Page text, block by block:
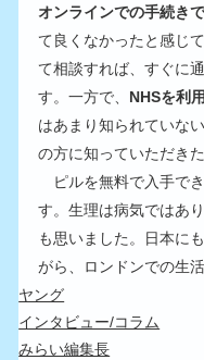
オンラインでの手続き
て良くなかったと感じ
て相談すれば、すぐに
す。一方で、 NHSを利
はあまり知られていな
の方に知っていただき
ピルを無料で入手で
す。生理は病気ではあ
も思いました。日本に
がら、ロンドンでの生
ヤング
インタビュー/コラム
みらい編集長